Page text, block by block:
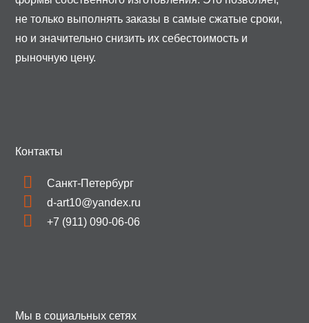
не только выполнять заказы в самые сжатые сроки,
но и значительно снизить их себестоимость и
рыночную цену.
Контакты
Санкт-Петербург
d-art10@yandex.ru
+7 (911) 090-06-06
Мы в социальных сетях